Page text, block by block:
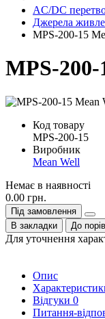
AC/DC
Джерела
MPS-200-15
MPS-
Код товару
MPS-200-15
Виробник
Mean Well
Немає в наявності
0.00 грн.
Під замовлення
В закладки
До
Для уточнення
Опис
Відгуки 0
Питання-